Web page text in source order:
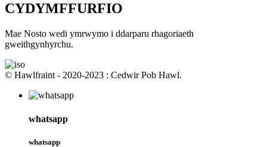
CYDYMFFURFIO
Mae Nosto wedi ymrwymo i ddarparu rhagoriaeth
gweithgynhyrchu.
© Hawlfraint - 2020-2023 : Cedwir Pob Hawl.
whatsapp
whatsapp